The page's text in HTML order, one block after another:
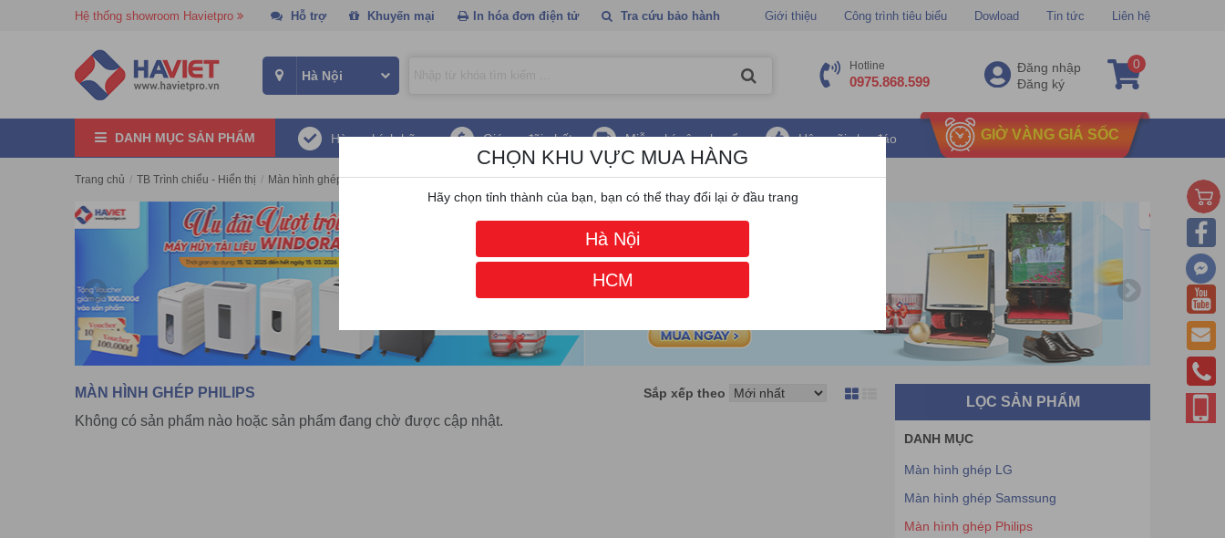
Hệ thống showroom Havietpro Hỗ trợ Khuyến mại In hóa đơn điện tử Tra cứu bảo hành Giới thiệu Công trình tiêu biểu Dowload Tin tức Liên hệ
Hotline
0975.868.599
Đăng nhập
Đăng ký
0
DANH MỤC SẢN PHẨM Hàng chính hãng Giá ưu đãi nhất Miễn phí vận chuyển Hậu mãi chu đáo GIỜ VÀNG GIÁ SỐC
Trang chủ / TB Trình chiếu - Hiển thị / Màn hình ghép / Màn hình ghép Philips
MÀN HÌNH GHÉP PHILIPS Sắp xếp theo
Không có sản phẩm nào hoặc sản phẩm đang chờ được cập nhật.
LỌC SẢN PHẨM
DANH MỤC
Màn hình ghép LG
Màn hình ghép Samssung
Màn hình ghép Philips
CHỌN KHU VỰC MUA HÀNG
Hãy chọn tỉnh thành của bạn, bạn có thể thay đổi lại ở đầu trang
Hà Nội
HCM